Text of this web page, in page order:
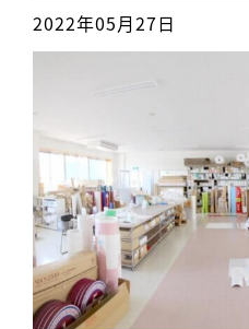
2022年05月27日